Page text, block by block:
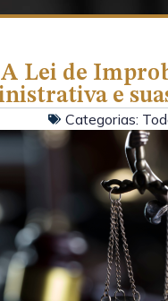
A Lei de
e
Categorias: